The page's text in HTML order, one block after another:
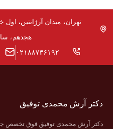
تهران، میدان آرژانتین،
هجدهم،
۰۲۱۸۸۷۳۶۱۹۲
دکتر آرش محمدی توفیق
دکتر آرش محمدی توفیق فوق تخصص